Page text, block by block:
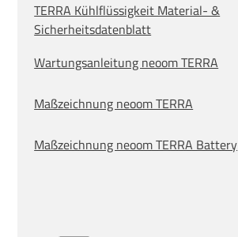
TERRA Kühlflüssigkeit Material- &
Sicherheitsdatenblatt
Wartungsanleitung neoom TERRA
Maßzeichnung neoom TERRA
Maßzeichnung neoom TERRA Battery